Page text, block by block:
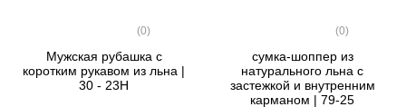
(0)
Мужская рубашка с
коротким рукавом из льна |
30 - 23Н
(0)
сумка‑шоппер из
натурального льна с
застежкой и внутренним
карманом | 79-25